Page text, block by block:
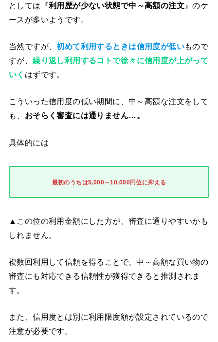
としては『利用歴が少ない状態で中～高額の注文』のケ
ースが多いようです。
当然ですが、初めて利用するときは信用度が低いもので
すが、繰り返し利用するコトで徐々に信用度が上がって
いく はずです。
こういった信用度の低い期間に、中～高額な注文をして
も、 おそらく審査には通りません…。
具体的には
最初のうちは5,000～10,000円位に抑える
▲この位の利用金額にした方が、審査に通りやすいかも
しれません。
複数回利用して信頼を得ることで、中～高額な買い物の
審査にも対応できる信頼性が獲得できると推測されま
す。
また、信用度とは別に利用限度額が設定されているので
注意が必要です。